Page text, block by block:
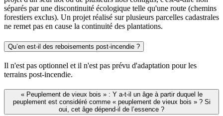
séparés par une discontinuité écologique telle qu'une route (chemins
forestiers exclus). Un projet réalisé sur plusieurs parcelles cadastrales
ne remet pas en cause la continuité des plantations.
Qu’en est-il des reboisements post-incendie ?
Il n'est pas optionnel et il n'est pas prévu d'adaptation pour les
terrains post-incendie.
« Peuplement de vieux bois » : Y a-t-il un âge à partir duquel le
peuplement est considéré comme « peuplement de vieux bois » ? Si
oui, cet âge dépend-il de l’essence ?